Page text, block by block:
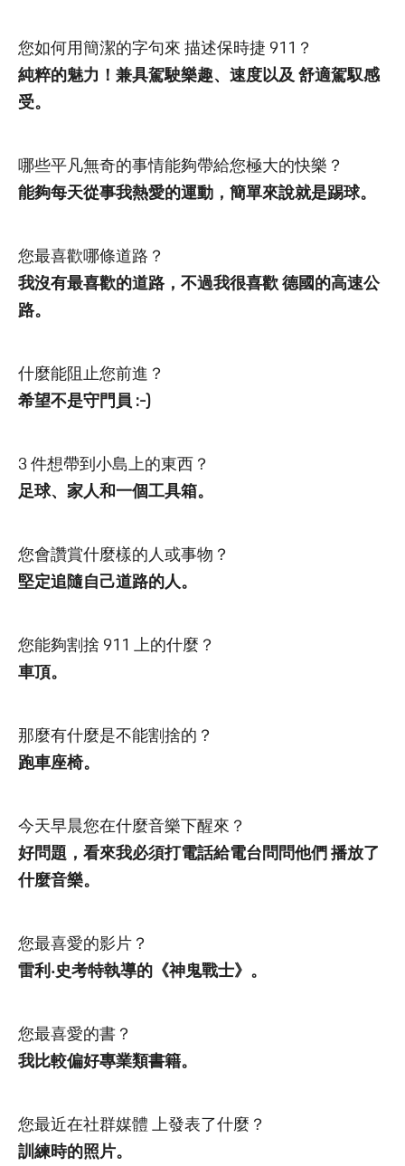
您如何用簡潔的字句來 描述保時捷 911？
純粹的魅力！兼具駕駛樂趣、速度以及 舒適駕馭感
受。
哪些平凡無奇的事情能夠帶給您極大的快樂？
能夠每天從事我熱愛的運動，簡單來說就是踢球。
您最喜歡哪條道路？
我沒有最喜歡的道路，不過我很喜歡 德國的高速公
路。
什麼能阻止您前進？
希望不是守門員 :-)
3 件想帶到小島上的東西？
足球、家人和一個工具箱。
您會讚賞什麼樣的人或事物？
堅定追隨自己道路的人。
您能夠割捨 911 上的什麼？
車頂。
那麼有什麼是不能割捨的？
跑車座椅。
今天早晨您在什麼音樂下醒來？
好問題，看來我必須打電話給電台問問他們 播放了
什麼音樂。
您最喜愛的影片？
雷利‧史考特執導的《神鬼戰士》。
您最喜愛的書？
我比較偏好專業類書籍。
您最近在社群媒體 上發表了什麼？
訓練時的照片。